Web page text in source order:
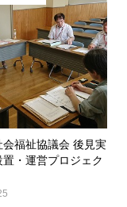
会福祉協議会 後見実
・運営プロジェク